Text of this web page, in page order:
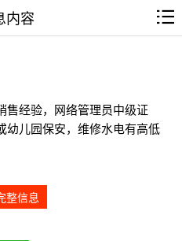
内容
售经验，网络管理员中级证
幼儿园保安，维修水电有高低
整信息